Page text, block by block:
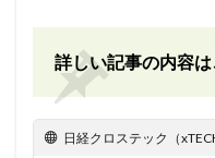
詳しい記事の内容は
日経クロステック（